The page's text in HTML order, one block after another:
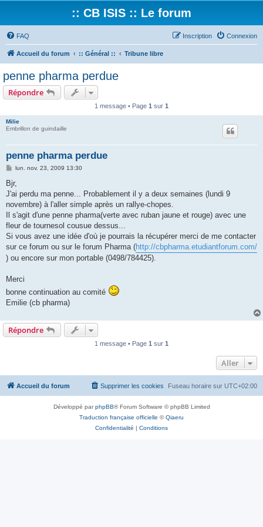
:: CB ISIS :: Le forum
FAQ Connexion
Inscription
Accueil du forum :: Général :: Tribune libre
penne pharma perdue
Répondre
1 message • Page 1 sur 1
Milie
Embrillon de guindaille
penne pharma perdue
M
s
s
a
g
lun. nov. 23, 2009 13:30
Bjr,
J'ai perdu ma penne... Probablement il y a deux semaines (lundi 9
novembre) à l'aller simple après un rallye-chopes.
Il s'agit d'une penne pharma(verte avec ruban jaune et rouge) avec une
fleur de tournesol cousue dessus...
Si vous avez une idée d'où je pourrais la récupérer merci de me contacter
sur ce forum ou sur le forum Pharma (http://cbpharma.etudiantforum.com/
) ou encore sur mon portable (0498/784425).
Merci
bonne continuation au comité
Emilie (cb pharma)
Répondre
1 message • Page 1 sur 1
Aller
Accueil du forum Fuseau horaire sur UTC+02:00
Supprimer les cookies
Développé parphpBB® Forum Software © phpBB Limited
Traduction française officielle ©Qiaeru
Confidentialité | Conditions